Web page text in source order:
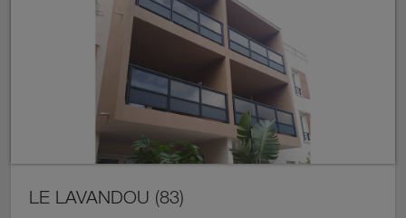
LE LAVANDOU (83)